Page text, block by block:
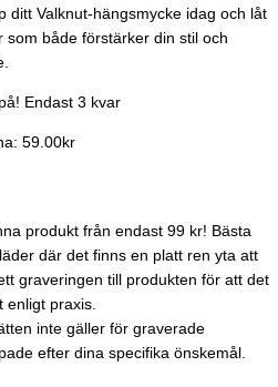
ditt Valknut-hängsmycke idag och låt
både förstärker din stil och
Endast 3 kvar
59.00kr
produkt från endast 99 kr! Bästa
där det finns en platt ren yta att
graveringen till produkten för att det
enligt praxis.
inte gäller för graverade
efter dina specifika önskemål.